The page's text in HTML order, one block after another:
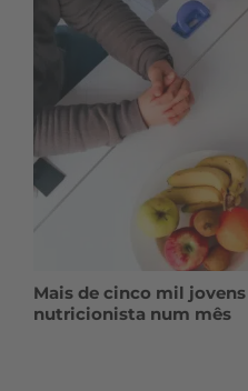
Mais de cinco mil
nutricionista num mês